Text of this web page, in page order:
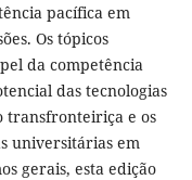
pacífica em
Os tópicos
da competência
das tecnologias
transfronteiriça e os
universitárias em
gerais, esta edição